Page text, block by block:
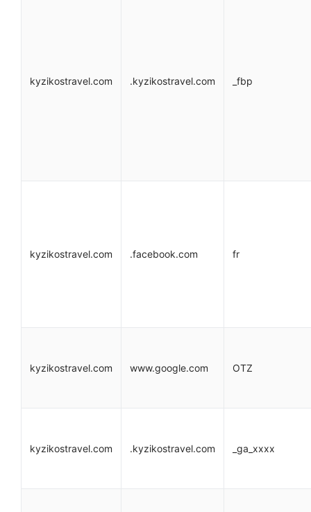
kyzikostravel.com .kyzikostravel.com _fbp
kyzikostravel.com .facebook.com fr
kyzikostravel.com www.google.com OTZ
kyzikostravel.com .kyzikostravel.com _ga_xxxx